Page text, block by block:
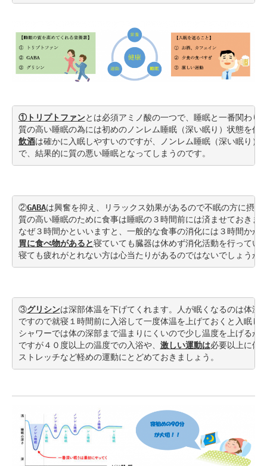
①トリプトファンとは必須アミノ酸の一つで、睡眠と一番関わり
質の高い睡眠の為には初めのノンレム睡眠（深い眠り）状態を作
飲酒は確かに入眠しやすいのですが、ノンレム睡眠（深い眠り）
で、 結果的に質の悪い睡眠となってしまうのです。
②GABAは興奮を抑え、リラックス効果があるので不眠の方に摂っ
質の高い睡眠のために食事は睡眠の３時間前には済ませておきま
胃に食べ物があると寝ていても臓器は休めず消化活動を行ってい
寝ても疲れがとれない方は心当たりがあるのではないでしょうか
③グリシンは深部体温を下げてくれます。人が眠くなるのは体温
ですので就寝１時間前に入浴して一度体温を上げておくと入眠し
シャワーでは体の深部まで温まりにくいので少し温度を上げるか
ですが４０度以上の温度での入浴や、 激しい運動は必要以上に体
ストレッチなど軽めの運動にとどめておきましょう。